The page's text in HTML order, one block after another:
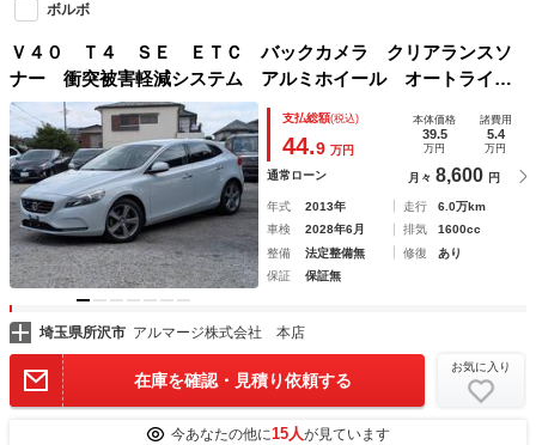
ボルボ
Ｖ４０ Ｔ４ ＳＥ ＥＴＣ バックカメラ クリアランスソ
ナー 衝突被害軽減システム アルミホイール オートライ
ト ＨＩＤ パワーシート キーレスエントリー
支払総額(税込)
44.9 万円
本体価格
39.5
万円
諸費用
5.4
万円
通常ローン 月々 8,600 円
年式 2013年 走行
6.0万km
車検
2028年6月 排気
1600cc
整備
法定整備無 修復
あり
保証
保証無
埼玉県所沢市 アルマージ株式会社 本店
在庫を確認・見積り依頼する
お気に入り
今あなたの他に15人が見ています